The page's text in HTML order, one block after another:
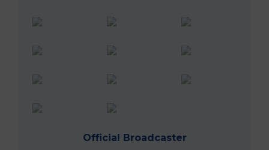
Official Broadcaster